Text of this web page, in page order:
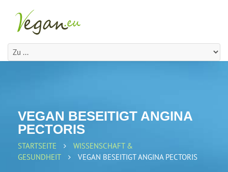
VEGAN BESEITIGT ANGINA
PECTORIS
STARTSEITE
WISSENSCHAFT &
GESUNDHEIT
VEGAN BESEITIGT ANGINA PECTORIS